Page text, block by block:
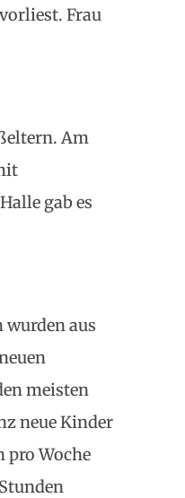
Frau
Am
gab es
wurden aus
meisten
neue Kinder
pro Woche